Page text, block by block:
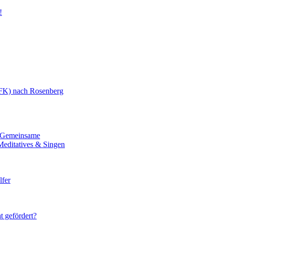
nach Rosenberg
& Singen
gefördert?